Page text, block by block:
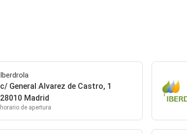
Iberdrola
c/ General Alvarez de Castro, 1
28010 Madrid
horario de apertura